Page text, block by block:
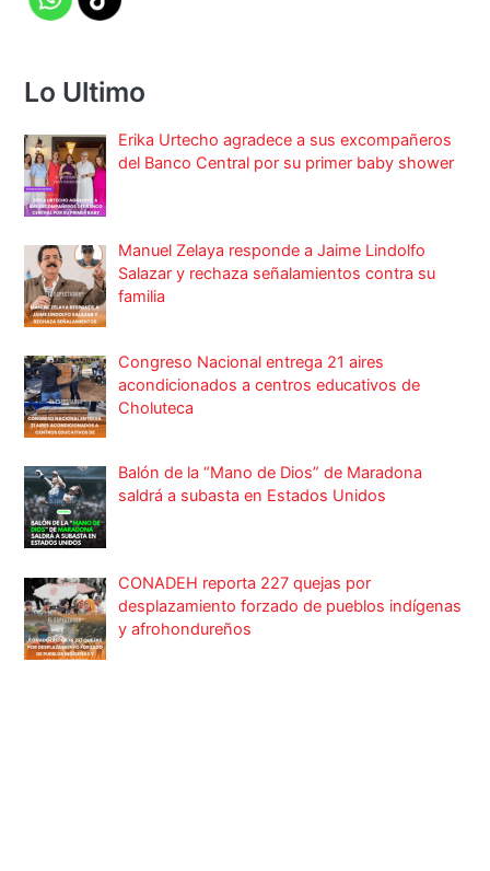
Lo Ultimo
Erika Urtecho agradece a sus excompañeros
del Banco Central por su primer baby shower
Manuel Zelaya responde a Jaime Lindolfo
Salazar y rechaza señalamientos contra su
familia
Congreso Nacional entrega 21 aires
acondicionados a centros educativos de
Choluteca
Balón de la “Mano de Dios” de Maradona
saldrá a subasta en Estados Unidos
CONADEH reporta 227 quejas por
desplazamiento forzado de pueblos indígenas
y afrohondureños